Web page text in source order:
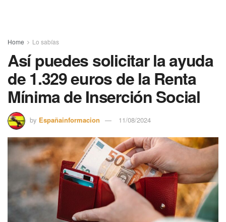
Home Lo sabías
Así puedes solicitar la ayuda
de 1.329 euros de la Renta
Mínima de Inserción Social
by Españainformacion 11/08/2024